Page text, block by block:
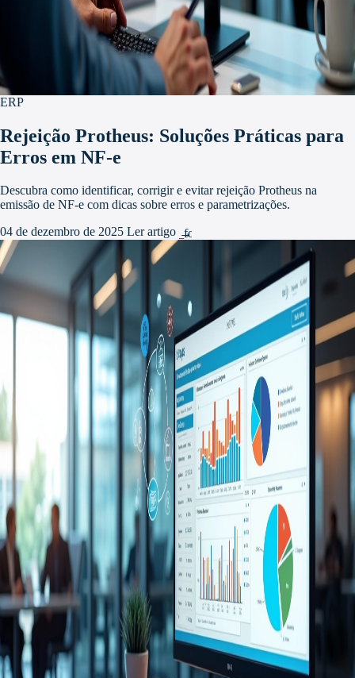
ERP
Rejeição Protheus: Soluções Práticas para
Erros em NF-e
Descubra como identificar, corrigir e evitar rejeição Protheus na
emissão de NF-e com dicas sobre erros e parametrizações.
04 de dezembro de 2025 Ler artigo
arrow_forward